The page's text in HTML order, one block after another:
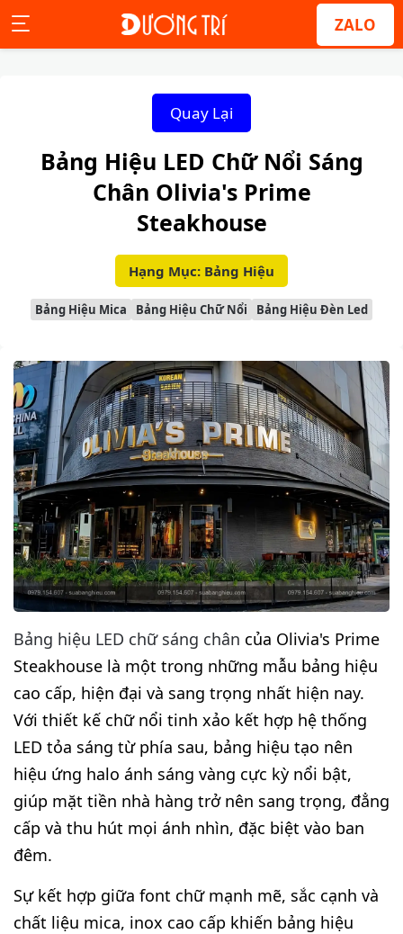
ZALO
Quay Lại
Bảng Hiệu LED Chữ Nổi Sáng
Chân Olivia's Prime
Steakhouse
Hạng Mục: Bảng Hiệu
Bảng Hiệu Mica Bảng Hiệu Chữ Nổi Bảng Hiệu Đèn Led
Bảng hiệu LED chữ sáng chân của Olivia's Prime
Steakhouse là một trong những mẫu bảng hiệu
cao cấp, hiện đại và sang trọng nhất hiện nay.
Với thiết kế chữ nổi tinh xảo kết hợp hệ thống
LED tỏa sáng từ phía sau, bảng hiệu tạo nên
hiệu ứng halo ánh sáng vàng cực kỳ nổi bật,
giúp mặt tiền nhà hàng trở nên sang trọng, đẳng
cấp và thu hút mọi ánh nhìn, đặc biệt vào ban
đêm.
Sự kết hợp giữa font chữ mạnh mẽ, sắc cạnh và
chất liệu mica, inox cao cấp khiến bảng hiệu